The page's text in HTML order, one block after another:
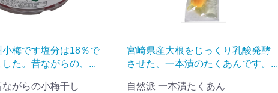
梅です塩分は18％で
た。昔ながらの、...
がらの小梅干し
宮崎県産大根をじっくり乳酸発酵
させた、一本漬のたくあんです。...
自然派 一本漬たくあん